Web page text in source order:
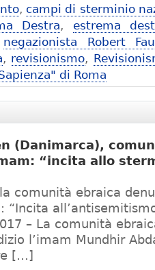
, campi di sterminio
Destra, estrema
negazionista Robert
, revisionismo,
di Roma
(Danimarca),
“incita allo
comunità ebraica
“Incita
– La comunità
l’imam Mundhir
[…]